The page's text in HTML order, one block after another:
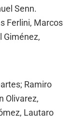
Senn.
Ferlini, Marcos
Giménez,
Ramiro
Olivarez,
Lautaro